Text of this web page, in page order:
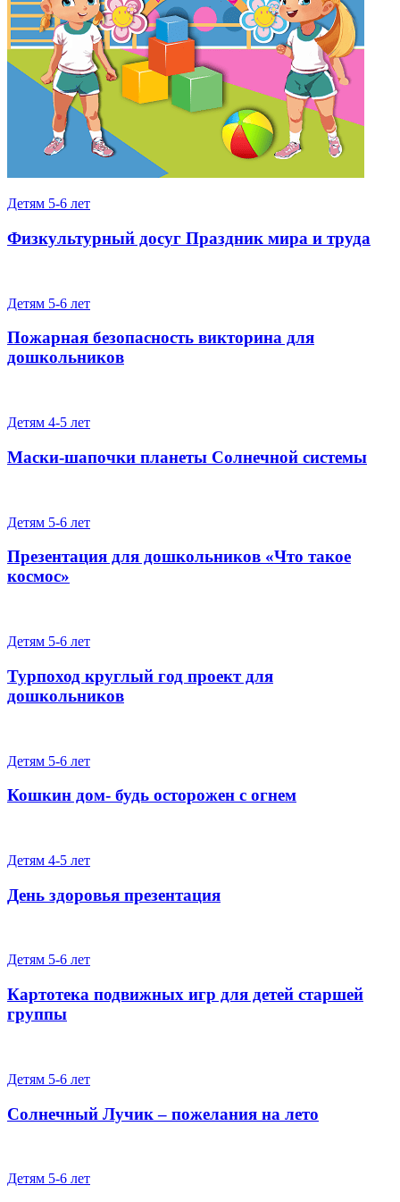
Детям 5-6 лет
Физкультурный досуг Праздник мира и труда
Детям 5-6 лет
Пожарная безопасность викторина для
дошкольников
Детям 4-5 лет
Маски-шапочки планеты Солнечной системы
Детям 5-6 лет
Презентация для дошкольников «Что такое
космос»
Детям 5-6 лет
Турпоход круглый год проект для
дошкольников
Детям 5-6 лет
Кошкин дом- будь осторожен с огнем
Детям 4-5 лет
День здоровья презентация
Детям 5-6 лет
Картотека подвижных игр для детей старшей
группы
Детям 5-6 лет
Солнечный Лучик – пожелания на лето
Детям 5-6 лет